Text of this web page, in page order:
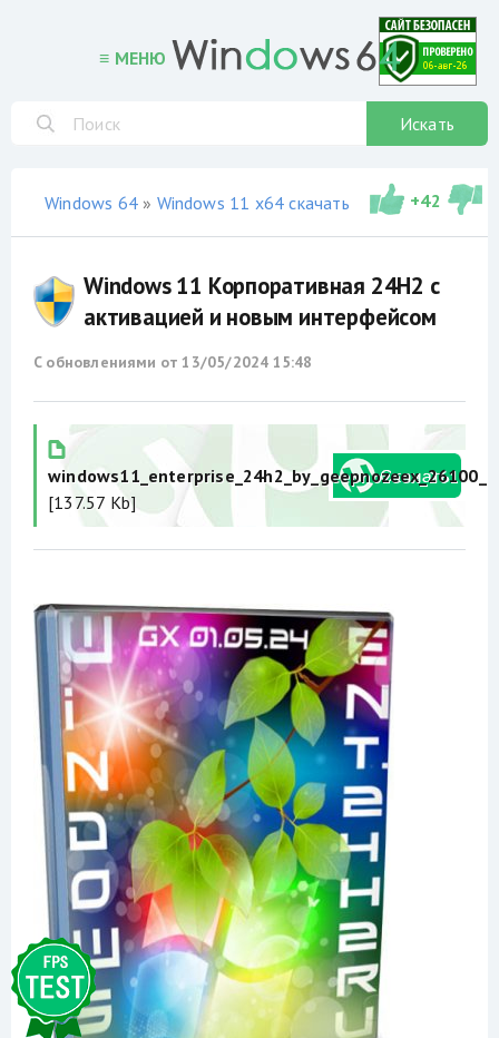
≡ МЕНЮ
Искать
Windows 64» Windows 11 x64 скачать торрент»не
+42
Windows 11 Корпоративная 24H2 с
активацией и новым интерфейсом
С обновлениями от13/05/2024 15:48
[137.57 Kb]